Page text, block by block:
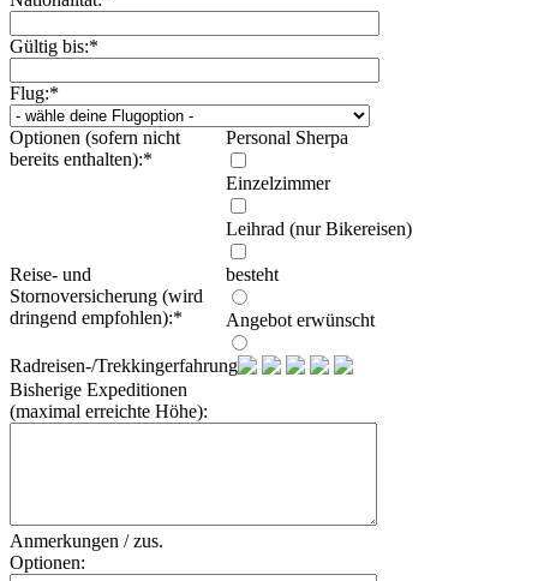
Gültig bis:*
Flug:*
Optionen (sofern nicht
bereits enthalten):*
Personal Sherpa
Einzelzimmer
Leihrad (nur Bikereisen)
Reise- und
Stornoversicherung (wird
dringend empfohlen):*
besteht
Angebot erwünscht
Radreisen-/Trekkingerfahrung:
Bisherige Expeditionen
(maximal erreichte Höhe):
Anmerkungen / zus.
Optionen: